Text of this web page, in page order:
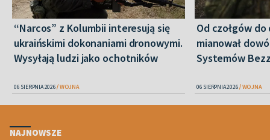
“Narcos” z Kolumbii interesują się
ukraińskimi dokonaniami dronowymi.
Wysyłają ludzi jako ochotników
06 SIERPNIA 2026 WOJNA
Od czołgów
mianował
Systemów
06 SIERPNIA 2026 WOJNA
NAJNOWSZE